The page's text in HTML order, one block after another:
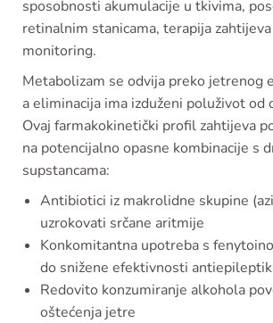
sposobnosti akumulacije u tkivima,
retinalnim stanicama, terapija
monitoring.
Metabolizam se odvija preko jetrenog
a eliminacija ima izduženi poluživot od
Ovaj farmakokinetički profil zahtijeva
na potencijalno opasne kombinacije s
supstancama:
Antibiotici iz makrolidne skupine
uzrokovati srčane aritmije
Konkomitantna upotreba s
do snižene efektivnosti
Redovito konzumiranje alkohola
oštećenja jetre